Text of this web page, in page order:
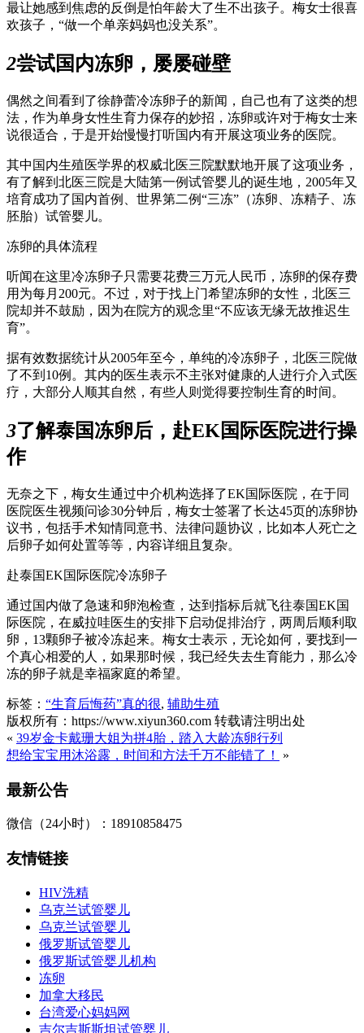
最让她感到焦虑的反倒是怕年龄大了生不出孩子。梅女士很喜
欢孩子，“做一个单亲妈妈也没关系”。
2尝试国内冻卵，屡屡碰壁
偶然之间看到了徐静蕾冷冻卵子的新闻，自己也有了这类的想
法，作为单身女性生育力保存的妙招，冻卵或许对于梅女士来
说很适合，于是开始慢慢打听国内有开展这项业务的医院。
其中国内生殖医学界的权威北医三院默默地开展了这项业务，
有了解到北医三院是大陆第一例试管婴儿的诞生地，2005年又
培育成功了国内首例、世界第二例“三冻”（冻卵、冻精子、冻
胚胎）试管婴儿。
冻卵的具体流程
听闻在这里冷冻卵子只需要花费三万元人民币，冻卵的保存费
用为每月200元。不过，对于找上门希望冻卵的女性，北医三
院却并不鼓励，因为在院方的观念里“不应该无缘无故推迟生
育”。
据有效数据统计从2005年至今，单纯的冷冻卵子，北医三院做
了不到10例。其内的医生表示不主张对健康的人进行介入式医
疗，大部分人顺其自然，有些人则觉得要控制生育的时间。
3了解泰国冻卵后，赴EK国际医院进行操
作
无奈之下，梅女生通过中介机构选择了EK国际医院，在于同
医院医生视频问诊30分钟后，梅女士签署了长达45页的冻卵协
议书，包括手术知情同意书、法律问题协议，比如本人死亡之
后卵子如何处置等等，内容详细且复杂。
赴泰国EK国际医院冷冻卵子
通过国内做了急速和卵泡检查，达到指标后就飞往泰国EK国
际医院，在威拉哇医生的安排下启动促排治疗，两周后顺利取
卵，13颗卵子被冷冻起来。梅女士表示，无论如何，要找到一
个真心相爱的人，如果那时候，我已经失去生育能力，那么冷
冻的卵子就是幸福家庭的希望。
标签： “生育后悔药”真的很, 辅助生殖
版权所有：https://www.xiyun360.com 转载请注明出处
« 39岁金卡戴珊大姐为拼4胎，踏入大龄冻卵行列
想给宝宝用沐浴露，时间和方法千万不能错了！
»
最新公告
微信（24小时）：18910858475
友情链接
HIV洗精
乌克兰试管婴儿
乌克兰试管婴儿
俄罗斯试管婴儿
俄罗斯试管婴儿机构
冻卵
加拿大移民
台湾爱心妈妈网
吉尔吉斯斯坦试管婴儿